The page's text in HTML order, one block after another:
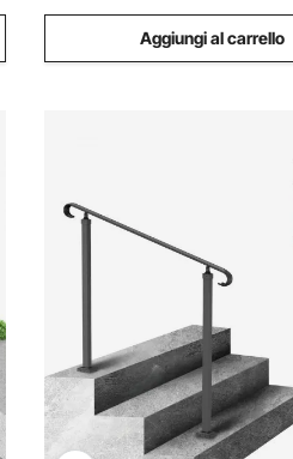
Aggiungi al carrello